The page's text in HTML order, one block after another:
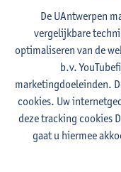
Maatschappij,
Het gezin in
gezinsbeleid-p. 77-112
Dirk Luyten,Sven
Citatielink
Procedurele
De UAntwerpen
vergelijkbare
optimaliseren van de
b.v.
marketingdoeleinden.
cookies. Uw
deze tracking cookies
gaat u hiermee